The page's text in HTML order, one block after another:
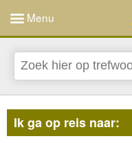
Menu
Ik ga op reis naar: